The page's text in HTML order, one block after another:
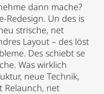
dann mache?
Redesign. Un des is
strische, net
Layout – des löst
Des schiebt se
Was wirklich
neue Technik,
Relaunch, net